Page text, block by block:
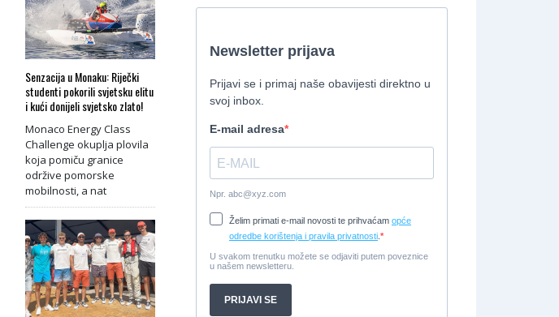
Senzacija u Monaku: Riječki
studenti pokorili svjetsku elitu
i kući donijeli svjetsko zlato!
Monaco Energy Class
Challenge okuplja plovila
koja pomiču granice
održive pomorske
mobilnosti, a nat